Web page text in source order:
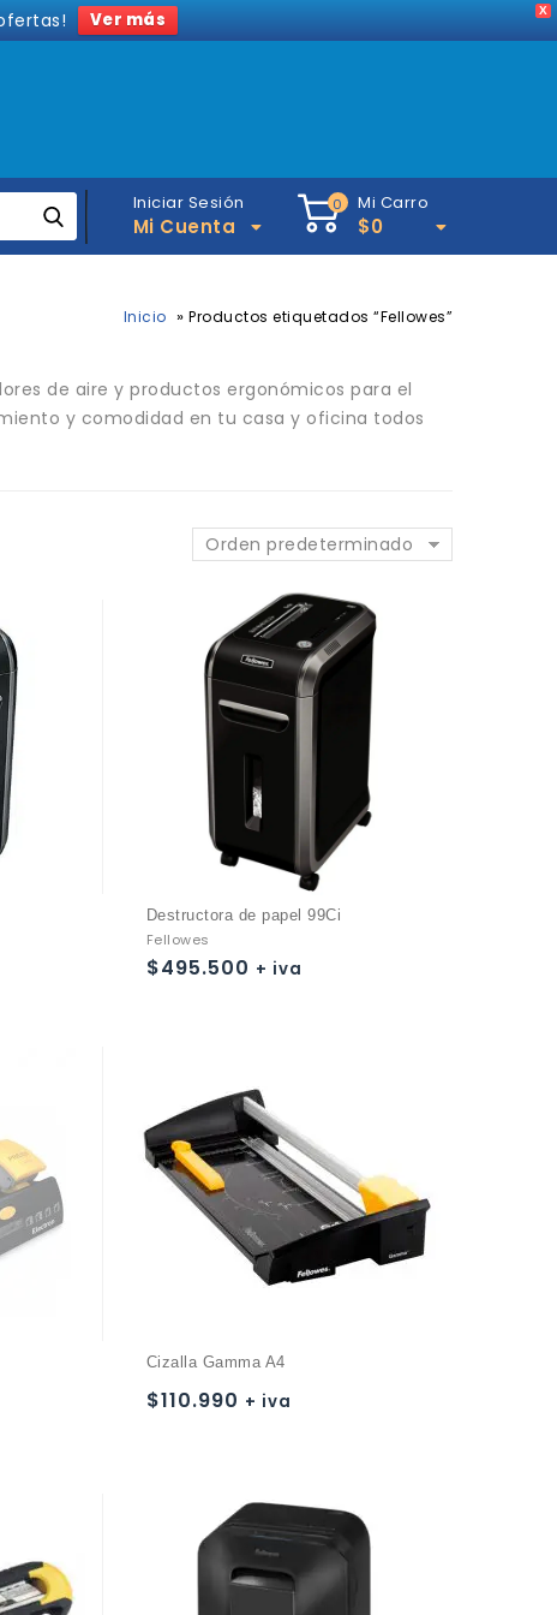
X
Ver más
Iniciar Sesión
Mi Cuenta
0 Mi Carro
$0
Inicio » Productos etiquetados “Fellowes”
de aire y productos ergonómicos para el
y comodidad en tu casa y oficina todos
Orden predeterminado
Destructora de papel 99Ci
Fellowes
$495.500 + iva
Cizalla Gamma A4
$110.990 + iva